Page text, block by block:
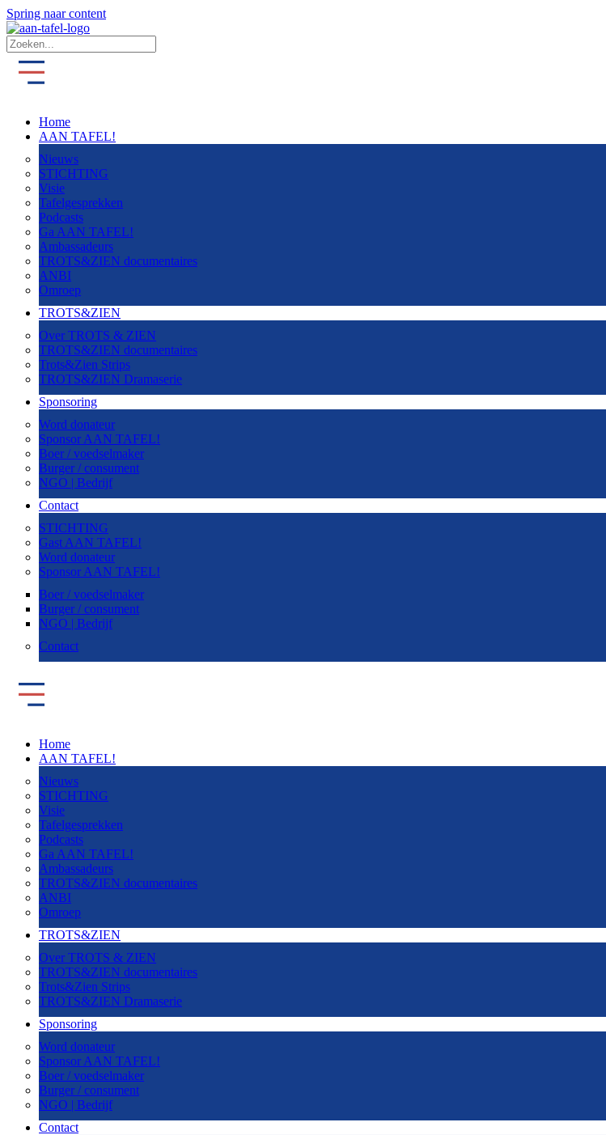
Spring naar content
Home
AAN TAFEL!
Nieuws
STICHTING
Visie
Tafelgesprekken
Podcasts
Ga AAN TAFEL!
Ambassadeurs
TROTS&ZIEN documentaires
ANBI
Omroep
TROTS&ZIEN
Over TROTS & ZIEN
TROTS&ZIEN documentaires
Trots&Zien Strips
TROTS&ZIEN Dramaserie
Sponsoring
Word donateur
Sponsor AAN TAFEL!
Boer / voedselmaker
Burger / consument
NGO | Bedrijf
Contact
STICHTING
Gast AAN TAFEL!
Word donateur
Sponsor AAN TAFEL!
Boer / voedselmaker
Burger / consument
NGO | Bedrijf
Contact
Home
AAN TAFEL!
Nieuws
STICHTING
Visie
Tafelgesprekken
Podcasts
Ga AAN TAFEL!
Ambassadeurs
TROTS&ZIEN documentaires
ANBI
Omroep
TROTS&ZIEN
Over TROTS & ZIEN
TROTS&ZIEN documentaires
Trots&Zien Strips
TROTS&ZIEN Dramaserie
Sponsoring
Word donateur
Sponsor AAN TAFEL!
Boer / voedselmaker
Burger / consument
NGO | Bedrijf
Contact